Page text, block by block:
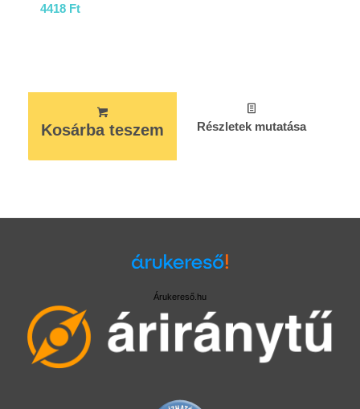
4418 Ft
Kosárba teszem Részletek mutatása
Árukereső.hu